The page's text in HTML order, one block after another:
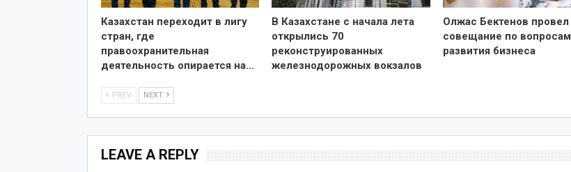
Казахстан переходит в лигу
стран, где
правоохранительная
деятельность опирается на…
В Казахстане с начала лета
открылись 70
реконструированных
железнодорожных вокзалов
Олжас Бектенов провел
совещание по вопросам
развития бизнеса
PREV NEXT
LEAVE A REPLY